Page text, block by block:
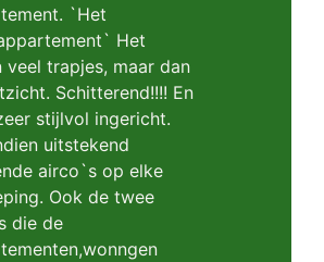
`Het
Het
veel trapjes, maar dan
Schitterend!!!! En
stijlvol ingericht.
uitstekend
airco`s op elke
Ook de twee
die de